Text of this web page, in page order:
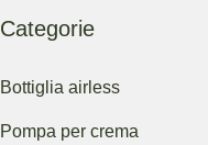
Categorie
Bottiglia airless
Pompa per crema